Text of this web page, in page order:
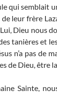
qui semblait
leur frère
Lui, Dieu nous
tanières et
n’a pas de
de Dieu, être
Sainte,